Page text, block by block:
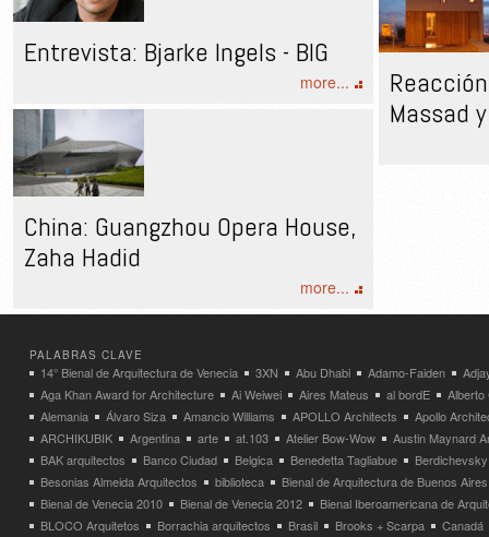
Entrevista: Bjarke Ingels - BIG
more...
Massad
China: Guangzhou Opera House,
Zaha Hadid
more...
PALABRAS CLAVE
14° Bienal de Arquitectura de Venecia 3XN Abu Dhabi Adamo-Faiden
Aga Khan Award for Architecture
Ai Weiwei Aires Mateus al bordE
Alberto
Alemania
Álvaro Siza Amancio Williams APOLLO Architects
Apollo
ARCHIKUBIK
Argentina arte at.103 Atelier Bow-Wow
Austin Maynard
BAK arquitectos
Banco Ciudad Belgica Benedetta Tagliabue
Besonias Almeida Arquitectos
biblioteca
Bienal de Arquitectura de Buenos Aires
Bienal de Venecia 2010
Bienal de Venecia 2012
Bienal Iberoamericana de
BLOCO Arquitetos
Borrachia arquitectos Brasil Brooks + Scarpa
Canadá